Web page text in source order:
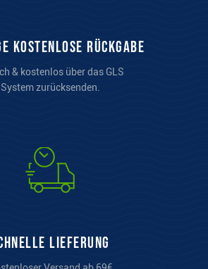
kostenlose Rückgabe
& kostenlos über das GLS
System zurücksenden.
Lieferung